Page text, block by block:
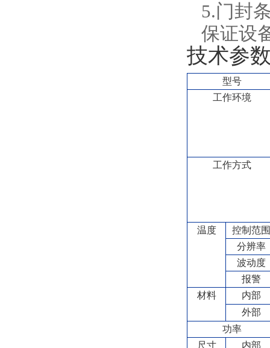
5.门封
保证设
技术参
型号
工作环境
工作方式
温度
控制范围
分辨率
波动度
报警
材料
内部
外部
功率
尺寸
内部